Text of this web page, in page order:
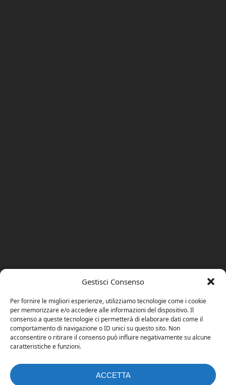
Gestisci Consenso
Per fornire le migliori esperienze, utilizziamo tecnologie come i cookie
per memorizzare e/o accedere alle informazioni del dispositivo. Il
consenso a queste tecnologie ci permetterà di elaborare dati come il
comportamento di navigazione o ID unici su questo sito. Non
acconsentire o ritirare il consenso può influire negativamente su alcune
caratteristiche e funzioni.
ACCETTA